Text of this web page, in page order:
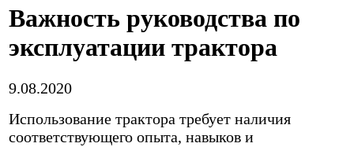
Важность руководства по
эксплуатации трактора
9.08.2020
Использование трактора требует наличия
соответствующего опыта, навыков и